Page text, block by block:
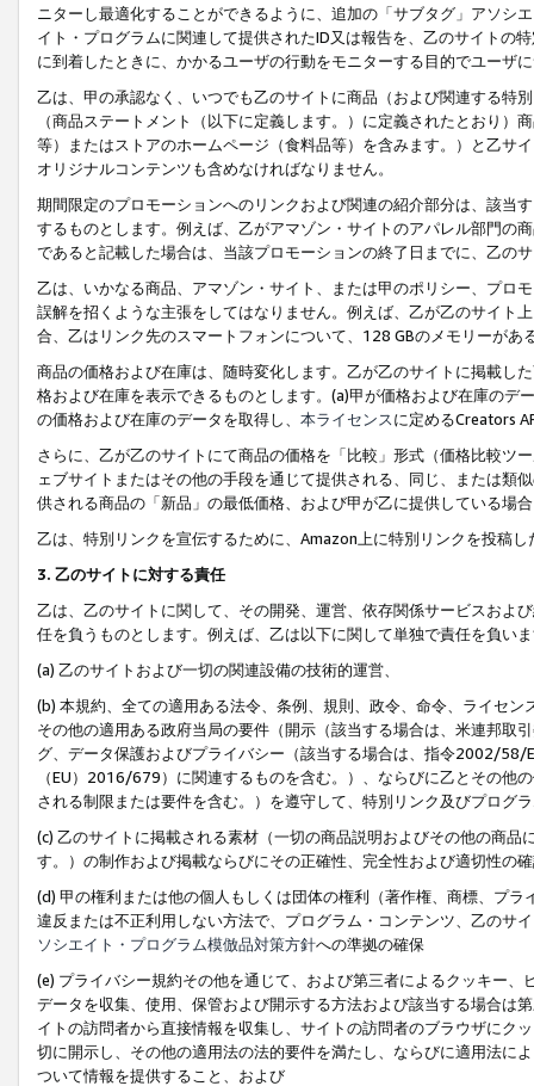
ニターし最適化することができるように、追加の「サブタグ」アソシ
イト・プログラムに関連して提供されたID又は報告を、乙のサイトの
に到着したときに、かかるユーザの行動をモニターする目的でユーザ
乙は、甲の承認なく、いつでも乙のサイトに商品（および関連する特
（商品ステートメント（以下に定義します。）に定義されたとおり
等）またはストアのホームページ（食料品等）を含みます。）と乙サ
オリジナルコンテンツも含めなければなりません。
期間限定のプロモーションへのリンクおよび関連の紹介部分は、該当
するものとします。例えば、乙がアマゾン・サイトのアパレル部門の
であると記載した場合は、当該プロモーションの終了日までに、乙の
乙は、いかなる商品、アマゾン・サイト、または甲のポリシー、プロ
誤解を招くような主張をしてはなりません。例えば、乙が乙のサイト
合、乙はリンク先のスマートフォンについて、128 GBのメモリーがあ
商品の価格および在庫は、随時変化します。乙が乙のサイトに掲載し
格および在庫を表示できるものとします。(a)甲が価格および在庫の
の価格および在庫のデータを取得し、 本ライセンスに定めるCreators
さらに、乙が乙のサイトにて商品の価格を「比較」形式（価格比較ツ
ェブサイトまたはその他の手段を通じて提供される、同じ、または類
供される商品の「新品」の最低価格、および甲が乙に提供している場
乙は、特別リンクを宣伝するために、Amazon上に特別リンクを投稿
3. 乙のサイトに対する責任
乙は、乙のサイトに関して、その開発、運営、依存関係サービスおよ
任を負うものとします。例えば、乙は以下に関して単独で責任を負い
(a) 乙のサイトおよび一切の関連設備の技術的運営、
(b) 本規約、全ての適用ある法令、条例、規則、政令、命令、ライセ
その他の適用ある政府当局の要件（開示（該当する場合は、米連邦取
グ、データ保護およびプライバシー（該当する場合は、指令2002/58/
（EU）2016/679）に関連するものを含む。）、ならびに乙とその他
される制限または要件を含む。）を遵守して、特別リンク及びプログ
(c) 乙のサイトに掲載される素材（一切の商品説明およびその他の商
す。）の制作および掲載ならびにその正確性、完全性および適切性の
(d) 甲の権利または他の個人もしくは団体の権利（著作権、商標、プ
違反または不正利用しない方法で、プログラム・コンテンツ、乙のサ
ソシエイト・プログラム模倣品対策方針への準拠の確保
(e) プライバシー規約その他を通じて、および第三者によるクッキー
データを収集、使用、保管および開示する方法および該当する場合は
イトの訪問者から直接情報を収集し、サイトの訪問者のブラウザにク
切に開示し、その他の適用法の法的要件を満たし、ならびに適用法に
ついて情報を提供すること、および